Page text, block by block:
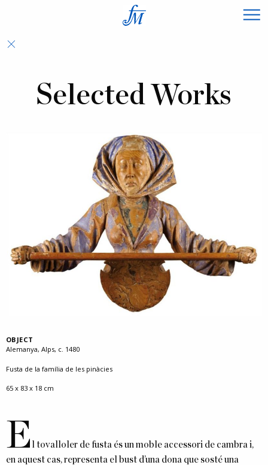
×
Selected Works
OBJECT
Alemanya, Alps, c. 1480
Fusta de la família de les pinàcies
65 x 83 x 18 cm
E l tovalloler de fusta és un moble accessori de cambra i,
en aquest cas, representa el bust d’una dona que sosté una